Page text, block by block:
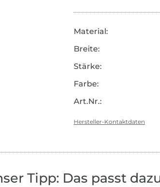
Material:
Breite:
Stärke:
Farbe:
Art.Nr.:
Hersteller-Kontaktdaten
Tipp: Das passt